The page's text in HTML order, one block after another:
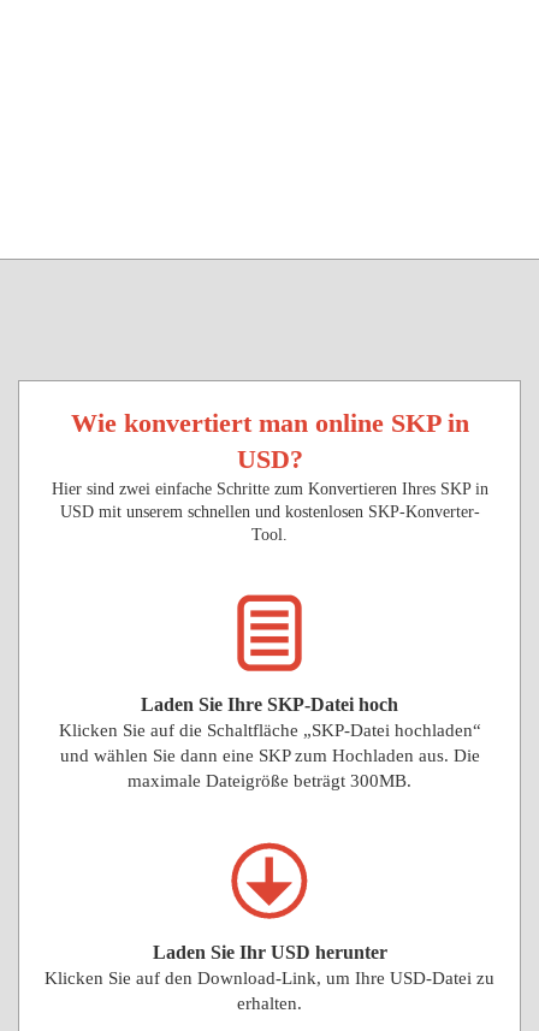
Wie konvertiert man online SKP in
USD?
Hier sind zwei einfache Schritte zum Konvertieren Ihres SKP in
USD mit unserem schnellen und kostenlosen SKP-Konverter-
Tool.
Laden Sie Ihre SKP-Datei hoch
Klicken Sie auf die Schaltfläche „SKP-Datei hochladen“
und wählen Sie dann eine SKP zum Hochladen aus. Die
maximale Dateigröße beträgt 300MB.
Laden Sie Ihr USD herunter
Klicken Sie auf den Download-Link, um Ihre USD-Datei zu
erhalten.